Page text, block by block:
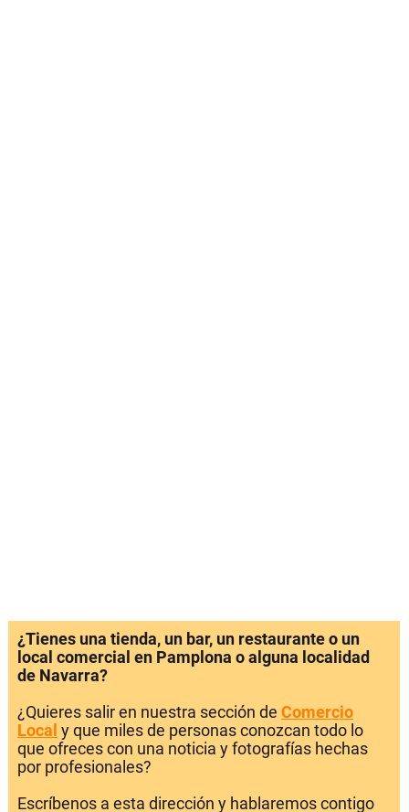
¿Tienes una tienda, un bar, un restaurante o un
local comercial en Pamplona o alguna localidad
de Navarra?
¿Quieres salir en nuestra sección de Comercio
Local y que miles de personas conozcan todo lo
que ofreces con una noticia y fotografías hechas
por profesionales?
Escríbenos a esta dirección y hablaremos contigo